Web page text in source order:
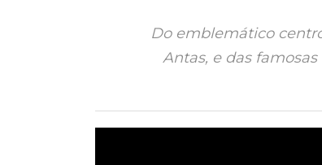
Do emblemático
Antas, e das